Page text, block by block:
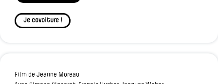
Je covoiture !
Film de Jeanne Moreau